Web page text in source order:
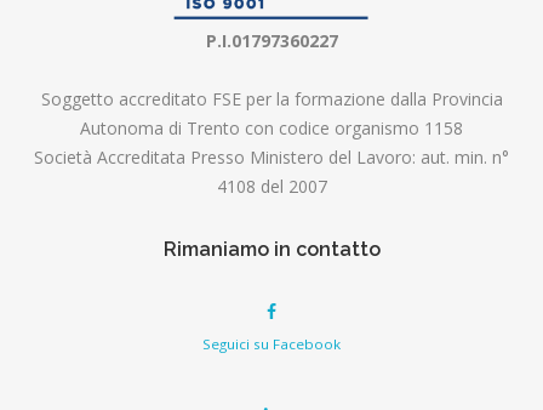
P.I.01797360227
Soggetto accreditato FSE per la formazione dalla Provincia
Autonoma di Trento con codice organismo 1158
Società Accreditata Presso Ministero del Lavoro: aut. min. n°
4108 del 2007
Rimaniamo in contatto
Seguici su Facebook